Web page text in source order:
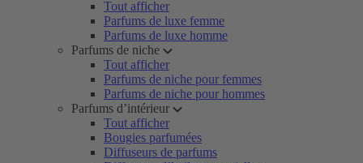
Tout afficher
Parfums de luxe femme
Parfums de luxe homme
Parfums de niche
Tout afficher
Parfums de niche pour femmes
Parfums de niche pour hommes
Parfums d’intérieur
Tout afficher
Bougies parfumées
Diffuseurs de parfums